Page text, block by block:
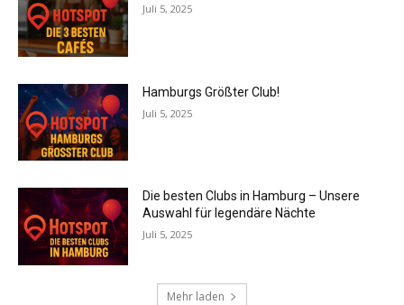
Juli 5, 2025
Hamburgs Größter Club!
Juli 5, 2025
Die besten Clubs in Hamburg – Unsere
Auswahl für legendäre Nächte
Juli 5, 2025
Mehr laden